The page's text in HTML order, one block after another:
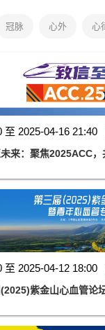
冠脉 心外 心
至 2025-04-16 21:40
来：聚焦2025ACC
至 2025-04-12 18:00
紫金山心血管论